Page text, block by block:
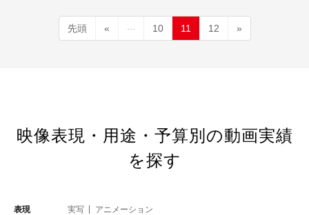
先頭 « 10 11 12 »
映像表現・用途・予算別の動画実績
を探す
表現 実写 アニメーション